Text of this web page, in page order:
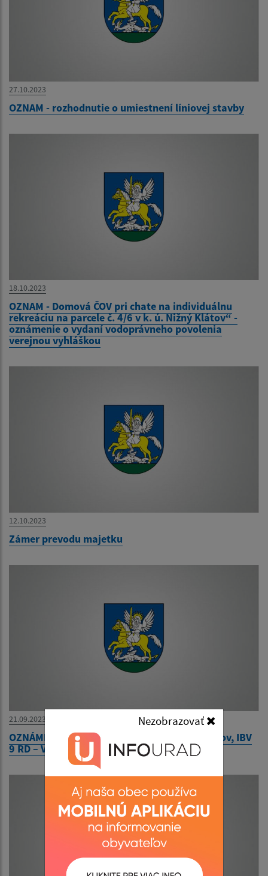
Nezobrazovať
27.10.2023
OZNAM - rozhodnutie o umiestnení líniovej stavby
18.10.2023
OZNAM - Domová ČOV pri chate na individuálnu
rekreáciu na parcele č. 4/6 v k. ú. Nižný Klátov“ -
oznámenie o vydaní vodoprávneho povolenia
verejnou vyhláškou
12.10.2023
Zámer prevodu majetku
21.09.2023
OZNÁMENIE -verejnou vyhláškou "Nižný Klátov, IBV
9 RD – VN, TS, NN"